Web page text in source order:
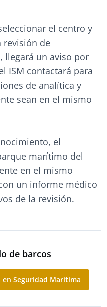
el centro y
revisión de
llegará un aviso por
ISM contactará para
de analítica y
sean en el mismo
el
marítimo del
en el mismo
un informe médico
de la revisión.
de barcos
en Seguridad Marítima